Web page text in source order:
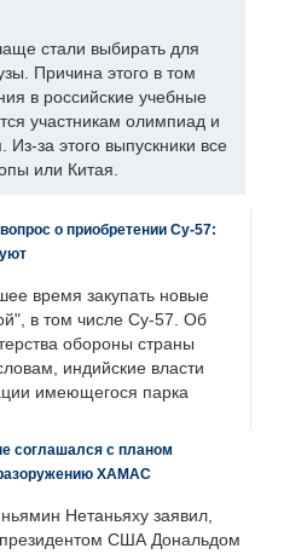
стали выбирать для
Причина этого в том
в российские учебные
участникам олимпиад и
Из-за этого выпускники все
или Китая.
о приобретении Су-57:
время закупать новые
в том числе Су-57. Об
обороны страны
индийские власти
имеющегося парка
соглашался с планом
ХАМАС
Нетаньяху заявил,
президентом США Дональдом